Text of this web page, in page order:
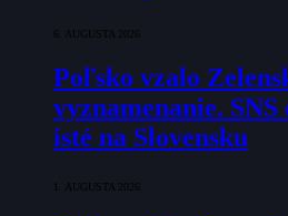
6. AUGUSTA 2026
Poľsko vzalo
vyznamenanie.
isté na Slovensku
1. AUGUSTA 2026